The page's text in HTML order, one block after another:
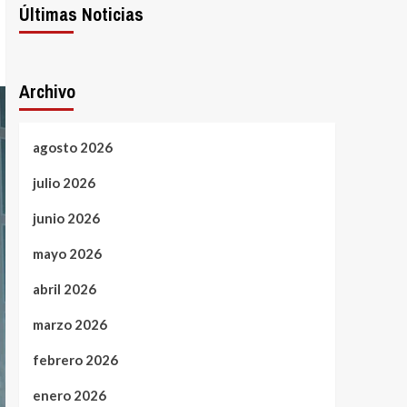
Últimas Noticias
Archivo
agosto 2026
julio 2026
junio 2026
mayo 2026
abril 2026
marzo 2026
febrero 2026
enero 2026